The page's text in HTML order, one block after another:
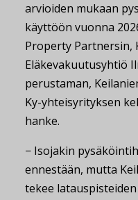
arvioiden mukaan
käyttöön vuonna
Property Partnersin,
Eläkevakuutusyhtiö
perustaman,
Ky-yhteisyrityksen
hanke.
− Isojakin
ennestään, mutta
tekee